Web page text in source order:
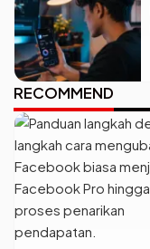
RECOMMEND